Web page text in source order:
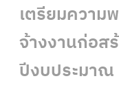
เตรียมความ
จ้างงานก่อส
ปีงบประมาณ